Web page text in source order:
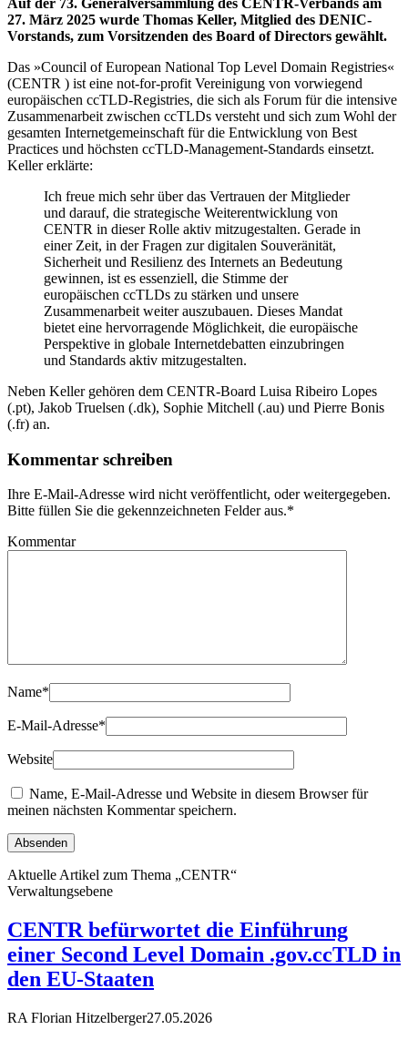
27. März 2025 wurde Thomas Keller, Mitglied des DENIC-
Vorstands, zum Vorsitzenden des Board of Directors gewählt.
Das »Council of European National Top Level Domain Registries«
(CENTR ) ist eine not-for-profit Vereinigung von vorwiegend
europäischen ccTLD-Registries, die sich als Forum für die intensive
Zusammenarbeit zwischen ccTLDs versteht und sich zum Wohl der
gesamten Internetgemeinschaft für die Entwicklung von Best
Practices und höchsten ccTLD-Management-Standards einsetzt.
Keller erklärte:
Ich freue mich sehr über das Vertrauen der Mitglieder
und darauf, die strategische Weiterentwicklung von
CENTR in dieser Rolle aktiv mitzugestalten. Gerade in
einer Zeit, in der Fragen zur digitalen Souveränität,
Sicherheit und Resilienz des Internets an Bedeutung
gewinnen, ist es essenziell, die Stimme der
europäischen ccTLDs zu stärken und unsere
Zusammenarbeit weiter auszubauen. Dieses Mandat
bietet eine hervorragende Möglichkeit, die europäische
Perspektive in globale Internetdebatten einzubringen
und Standards aktiv mitzugestalten.
Neben Keller gehören dem CENTR-Board Luisa Ribeiro Lopes
(.pt), Jakob Truelsen (.dk), Sophie Mitchell (.au) und Pierre Bonis
(.fr) an.
Kommentar schreiben
Ihre E-Mail-Adresse wird nicht veröffentlicht, oder weitergegeben.
Bitte füllen Sie die gekennzeichneten Felder aus.*
Kommentar
Name*
E-Mail-Adresse*
Website
Name, E-Mail-Adresse und Website in diesem Browser für
meinen nächsten Kommentar speichern.
Aktuelle Artikel zum Thema „CENTR“
Verwaltungsebene
CENTR befürwortet die Einführung
einer Second Level Domain .gov.ccTLD in
den EU-Staaten
RA Florian Hitzelberger27.05.2026